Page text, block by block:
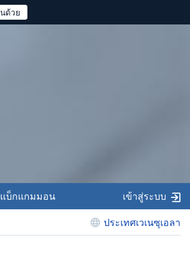
ประเทศเวเนซุเอลา
แบ็กแกมมอน เข้าสู่ระบบ